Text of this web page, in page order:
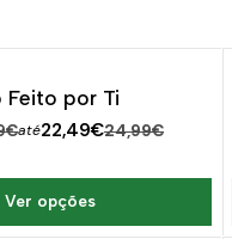
Feito por Ti
até22,49€24,99€
Ver opções